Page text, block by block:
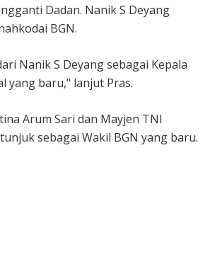
Dadan. Nanik S Deyang
BGN.
Nanik S Deyang sebagai Kepala
yang baru," lanjut Pras.
Arum Sari dan Mayjen TNI
sebagai Wakil BGN yang baru.